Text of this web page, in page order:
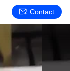
Contact